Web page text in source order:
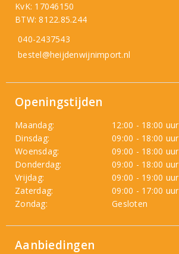
KvK: 17046150
BTW: 8122.85.244
040-2437543
bestel@heijdenwijnimport.nl
Openingstijden
Maandag:
12:00 - 18:00 uur
Dinsdag:
09:00 - 18:00 uur
Woensdag:
09:00 - 18:00 uur
Donderdag:
09:00 - 18:00 uur
Vrijdag:
09:00 - 19:00 uur
Zaterdag:
09:00 - 17:00 uur
Zondag:
Gesloten
Aanbiedingen